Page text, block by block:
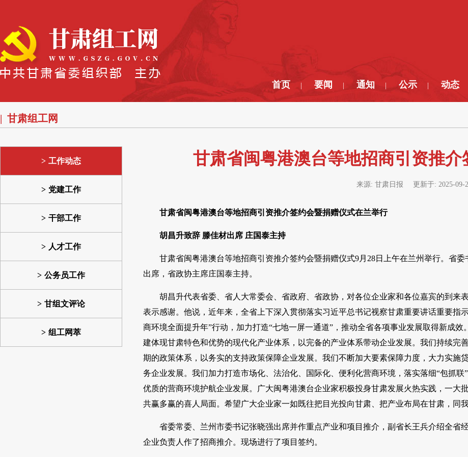
首页 要闻 通知 公示 动态
甘肃组工网
工作动态
党建工作
干部工作
人才工作
公务员工作
甘组文评论
组工网萃
甘肃省闽粤港澳台等地招商引资推
来源: 甘肃日报 更新于: 2025-09-
甘肃省闽粤港澳台等地招商引资推介签约会暨捐赠仪式在兰举行
胡昌升致辞 滕佳材出席 庄国泰主持
甘肃省闽粤港澳台等地招商引资推介签约会暨捐赠仪式9月28日上午在兰州举行。省
出席，省政协主席庄国泰主持。
胡昌升代表省委、省人大常委会、省政府、省政协，对各位企业家和各位嘉宾的到
表示感谢。他说，近年来，全省上下深入贯彻落实习近平总书记视察甘肃重要讲话重要指
商环境全面提升年”行动，加力打造“七地一屏一通道”，推动全省各项事业发展取得新成
建体现甘肃特色和优势的现代化产业体系，以完备的产业体系带动企业发展。我们持续完
期的政策体系，以务实的支持政策保障企业发展。我们不断加大要素保障力度，大力实施
务企业发展。我们加力打造市场化、法治化、国际化、便利化营商环境，落实落细“包抓
优质的营商环境护航企业发展。广大闽粤港澳台企业家积极投身甘肃发展火热实践，一
共赢多赢的喜人局面。希望广大企业家一如既往把目光投向甘肃、把产业布局在甘肃，同
省委常委、兰州市委书记张晓强出席并作重点产业和项目推介，副省长王兵介绍全
企业负责人作了招商推介。现场进行了项目签约。